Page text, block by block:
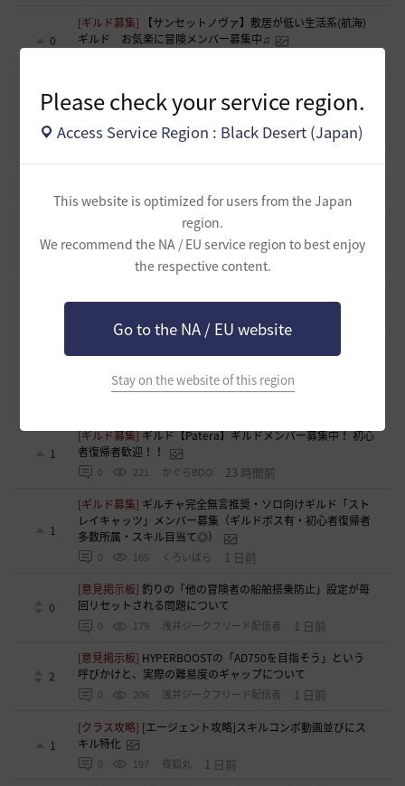
Please check your service region.
Access Service Region : Black Desert (Japan)
This website is optimized for users from the Japan
region.
We recommend the NA / EU service region to best enjoy
the respective content.
Go to the NA / EU website
Stay on the website of this region
0
[ギルド募集]
【サンセットノヴァ】敷居が低い生活系(航海)
ギルド お気楽に冒険メンバー募集中♫
0
[意見掲示板]
【検証】HYPERBOOST紹介記事の「攻撃力+防
御力750達成」例を積み上げ計算してみました
0 102 浅井ジークフリード配信者 13 時間前
[ギルド募集]スキル共有・基本無言ギルド【無為無想】メン
0 126 とりぐな 14 時間前
1
フィードバック構造そのものへの懸念（サイレ
ント離脱と可視化の限界について）
141 浅井ジークフリード配信者
好きなキャラで好きなことを！無言OK挨拶自
【魔弾の射手】で一緒に遊びませんか？
1
[ギルド募集]ギルド【Patera】ギルドメンバー募集中！ 初心
者復帰者歓迎！！
0 221 かぐらBDO 23 時間前
1
[ギルド募集] ギルチャ完全無言推奨・ソロ向けギルド「スト
レイキャッツ」メンバー募集（ギルドボス有・初心者復帰者
多数所属・スキル目当て◎）
0 165 くろいばら 1 日前
0
[意見掲示板]釣りの「他の冒険者の船舶搭乗防止」設定が毎
回リセットされる問題について
0 179 浅井ジークフリード配信者 1 日前
2
[意見掲示板] HYPERBOOSTの「AD750を目指そう」という
呼びかけと、実際の難易度のギャップについて
0 206 浅井ジークフリード配信者 1 日前
1
[クラス攻略] [エージェント攻略]スキルコンボ動画並びにス
キル特化
0 197 夜狐丸 1 日前